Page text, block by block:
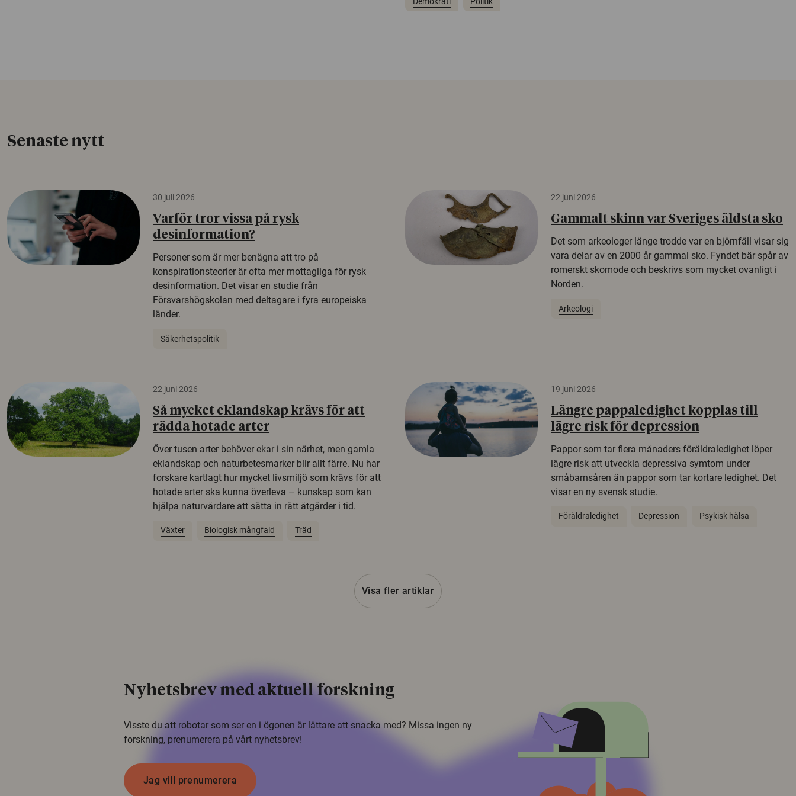
Senaste nytt
30 juli 2026
Varför tror vissa på rysk
desinformation?
Personer som är mer benägna att tro på
konspirationsteorier är ofta mer mottagliga för rysk
desinformation. Det visar en studie från
Försvarshögskolan med deltagare i fyra europeiska
länder.
Säkerhetspolitik
22 juni 2026
Gammalt skinn var Sveriges äldsta sko
Det som arkeologer länge trodde var en björnfäll visar sig
vara delar av en 2000 år gammal sko. Fyndet bär spår av
romerskt skomode och beskrivs som mycket ovanligt i
Norden.
Arkeologi
22 juni 2026
Så mycket eklandskap krävs för att
rädda hotade arter
Över tusen arter behöver ekar i sin närhet, men gamla
eklandskap och naturbetesmarker blir allt färre. Nu har
forskare kartlagt hur mycket livsmiljö som krävs för att
hotade arter ska kunna överleva – kunskap som kan
hjälpa naturvårdare att sätta in rätt åtgärder i tid.
Växter Biologisk mångfald Träd
19 juni 2026
Längre pappaledighet kopplas till
lägre risk för depression
Pappor som tar flera månaders föräldraledighet löper
lägre risk att utveckla depressiva symtom under
småbarnsåren än pappor som tar kortare ledighet. Det
visar en ny svensk studie.
Föräldraledighet Depression Psykisk hälsa
Visa fler artiklar
Nyhetsbrev med aktuell forskning
Visste du att robotar som ser en i ögonen är lättare att snacka med? Missa ingen ny
forskning, prenumerera på vårt nyhetsbrev!
Jag vill prenumerera